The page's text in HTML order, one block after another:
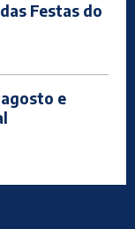
Festas do
e